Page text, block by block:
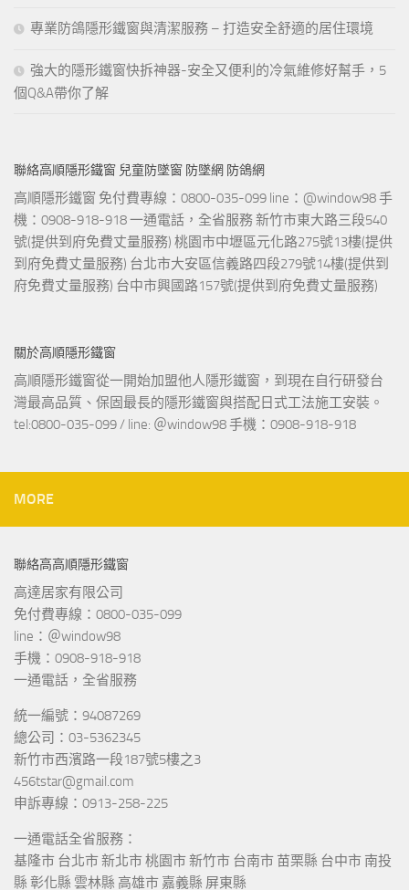
專業防鴿隱形鐵窗與清潔服務 – 打造安全舒適的居住環境
強大的隱形鐵窗快拆神器-安全又便利的冷氣維修好幫手，5
個Q&A帶你了解
聯絡高順隱形鐵窗 兒童防墜窗 防墜網 防鴿網
高順隱形鐵窗 免付費專線：0800-035-099 line：@window98 手
機：0908-918-918 一通電話，全省服務 新竹市東大路三段540
號(提供到府免費丈量服務) 桃園市中壢區元化路275號13樓(提供
到府免費丈量服務) 台北市大安區信義路四段279號14樓(提供到
府免費丈量服務) 台中市興國路157號(提供到府免費丈量服務)
關於高順隱形鐵窗
高順隱形鐵窗從一開始加盟他人隱形鐵窗，到現在自行研發台
灣最高品質、保固最長的隱形鐵窗與搭配日式工法施工安裝。
tel:0800-035-099 / line: ＠window98 手機：0908-918-918
MORE
聯絡高高順隱形鐵窗
高達居家有限公司
免付費專線：0800-035-099
line：＠window98
手機：0908-918-918
一通電話，全省服務
統一編號：94087269
總公司：03-5362345
新竹市西濱路一段187號5樓之3
456tstar@gmail.com
申訴專線：0913-258-225
一通電話全省服務：
基隆市 台北市 新北市 桃園市 新竹市 台南市 苗栗縣 台中市 南投
縣 彰化縣 雲林縣 高雄市 嘉義縣 屏東縣